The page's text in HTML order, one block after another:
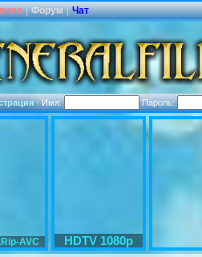
| Форум | Чат
·Имя: Пароль:
AVC HDTV 1080p